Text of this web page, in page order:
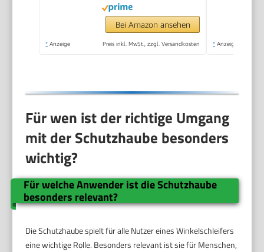
Spannmutter,
Standard-
Zusatzhandgriff)
Bei Amazon ansehen
* Anzeige Preis inkl. MwSt., zzgl. Versandkosten * Anzeige
Für wen ist der richtige Umgang
mit der Schutzhaube besonders
wichtig?
Für welche Anwender ist die Schutzhaube
besonders relevant?
Die Schutzhaube spielt für alle Nutzer eines Winkelschleifers
eine wichtige Rolle. Besonders relevant ist sie für Menschen,